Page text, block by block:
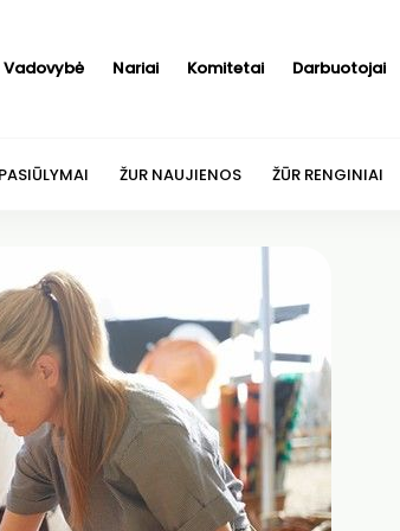
Vadovybė Nariai Komitetai Darbuotojai
ŽUR NAUJIENOS ŽŪR RENGINIAI